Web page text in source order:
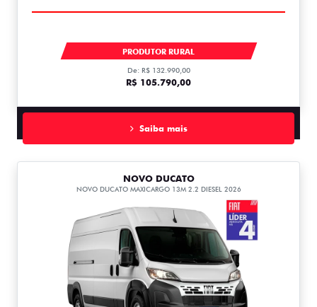
PRODUTOR RURAL
De: R$ 132.990,00
R$ 105.790,00
Saiba mais
NOVO DUCATO
NOVO DUCATO MAXICARGO 13M 2.2 DIESEL 2026